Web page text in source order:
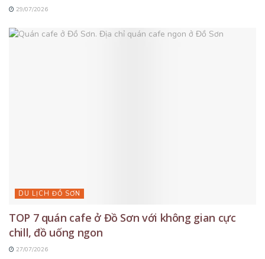
29/07/2026
DU LỊCH ĐỒ SƠN
TOP 7 quán cafe ở Đồ Sơn với không gian cực
chill, đồ uống ngon
27/07/2026